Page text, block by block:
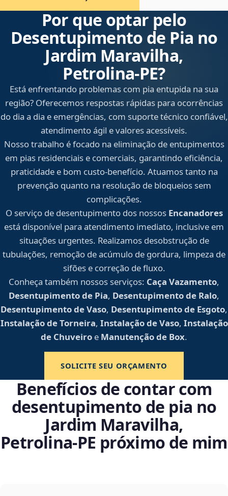
Por que optar pelo
Desentupimento de Pia no
Jardim Maravilha,
Petrolina‑PE?
Está enfrentando problemas com pia entupida na sua
região? Oferecemos respostas rápidas para ocorrências
do dia a dia e emergências, com suporte técnico confiável,
atendimento ágil e valores acessíveis.
Nosso trabalho é focado na eliminação de entupimentos
em pias residenciais e comerciais, garantindo eficiência,
praticidade e bom custo-benefício. Atuamos tanto na
prevenção quanto na resolução de bloqueios sem
complicações.
O serviço de desentupimento dos nossos Encanadores
está disponível para atendimento imediato, inclusive em
situações urgentes. Realizamos desobstrução de
tubulações, remoção de acúmulo de gordura, limpeza de
sifões e correção de fluxo.
Conheça também nossos serviços: Caça Vazamento,
Desentupimento de Pia, Desentupimento de Ralo,
Desentupimento de Vaso, Desentupimento de Esgoto,
Instalação de Torneira, Instalação de Vaso, Instalação
de Chuveiro e Manutenção de Box.
SOLICITE SEU ORÇAMENTO
Benefícios de contar com
desentupimento de pia no
Jardim Maravilha,
Petrolina‑PE próximo de mim